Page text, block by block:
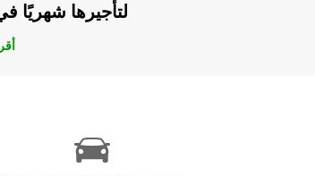
لتأجيرها شهريًا